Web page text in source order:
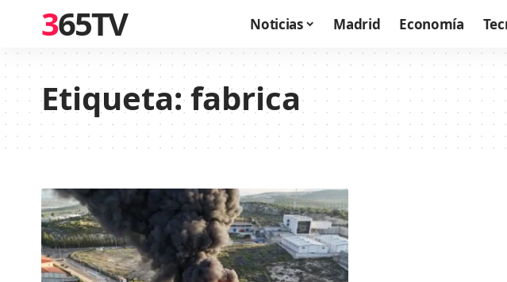
365TV Noticias Madrid Economía
Etiqueta:fabrica